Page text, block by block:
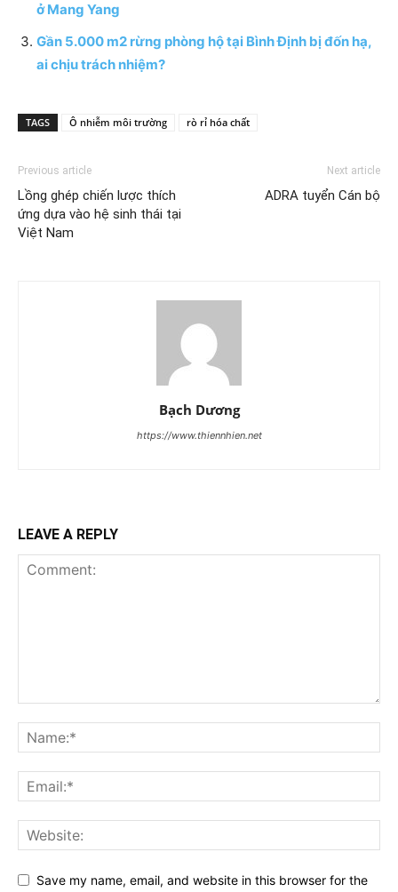
ở Mang Yang
Gần 5.000 m2 rừng phòng hộ tại Bình Định bị đốn hạ,
ai chịu trách nhiệm?
TAGS Ô nhiễm môi trường rò rỉ hóa chất
Previous article
Lồng ghép chiến lược thích
ứng dựa vào hệ sinh thái tại
Việt Nam
Next article
ADRA tuyển Cán bộ
Bạch Dương
https://www.thiennhien.net
LEAVE A REPLY
Save my name, email, and website in this browser for the